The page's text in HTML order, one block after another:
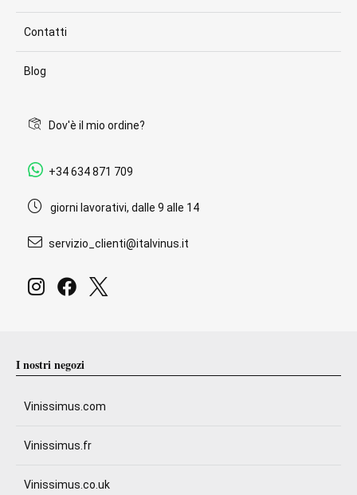
Contatti
Blog
Dov'è il mio ordine?
+34 634 871 709
giorni lavorativi, dalle 9 alle 14
servizio_clienti@italvinus.it
I nostri negozi
Vinissimus.com
Vinissimus.fr
Vinissimus.co.uk